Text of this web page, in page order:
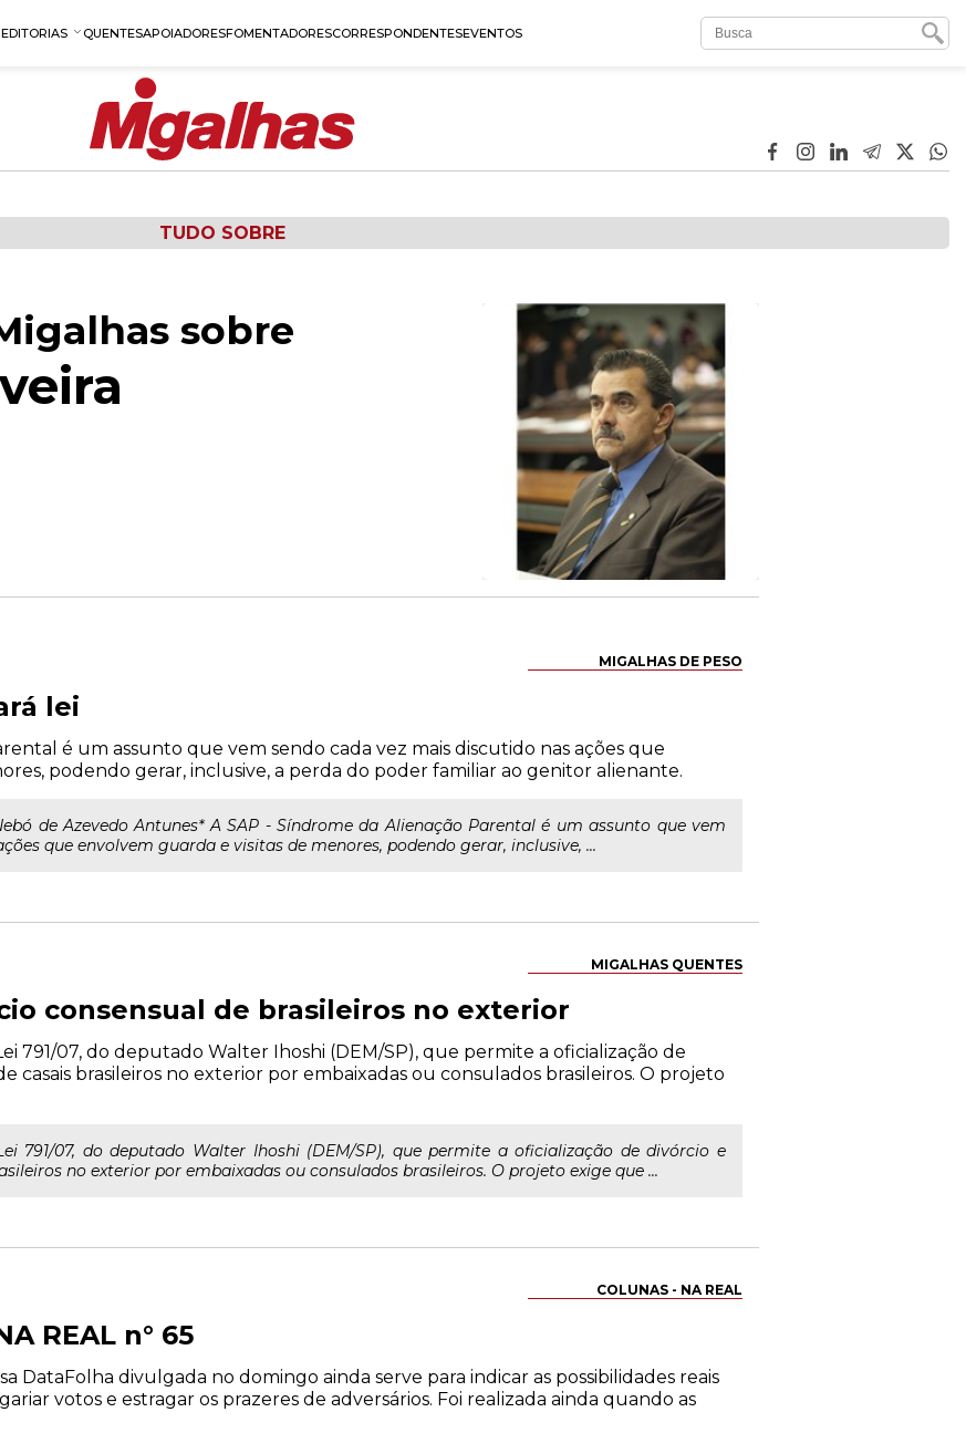
EDITORIAS QUENTESAPOIADORESFOMENTADORESCORRESPONDENTESEVENTOS
TUDO SOBRE
sobre
MIGALHAS DE PESO
lei
é um assunto que vem sendo cada vez mais discutido nas ações que
podendo gerar, inclusive, a perda do poder familiar ao genitor alienante.
de Azevedo Antunes* A SAP - Síndrome da Alienação Parental é um assunto que vem
que envolvem guarda e visitas de menores, podendo gerar, inclusive, ...
MIGALHAS QUENTES
consensual de brasileiros no exterior
791/07, do deputado Walter Ihoshi (DEM/SP), que permite a oficialização de
casais brasileiros no exterior por embaixadas ou consulados brasileiros. O projeto
791/07, do deputado Walter Ihoshi (DEM/SP), que permite a oficialização de divórcio e
no exterior por embaixadas ou consulados brasileiros. O projeto exige que ...
COLUNAS - NA REAL
REAL n° 65
DataFolha divulgada no domingo ainda serve para indicar as possibilidades reais
votos e estragar os prazeres de adversários. Foi realizada ainda quando as